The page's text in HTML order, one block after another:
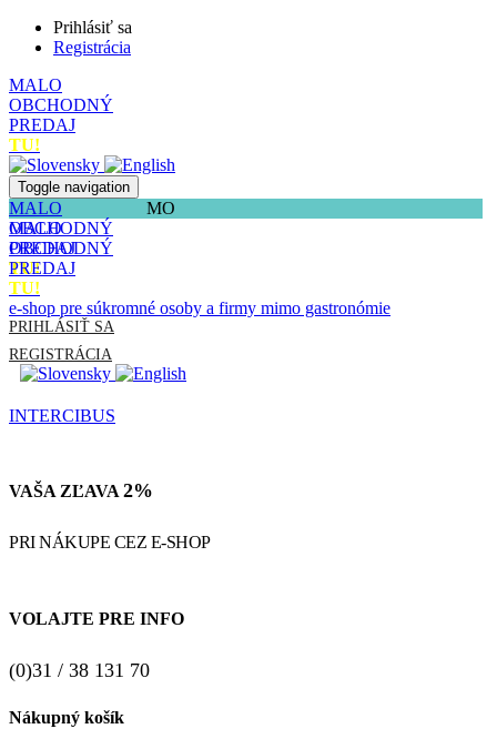
Prihlásiť sa
Registrácia
MALO
OBCHODNÝ
PREDAJ
TU!
Toggle navigation
MALO
OBCHODNÝ
PREDAJ
TU!
MO
MALO
OBCHODNÝ
PREDAJ
TU!
e-shop pre súkromné osoby a firmy mimo gastronómie
PRIHLÁSIŤ SA
REGISTRÁCIA
INTERCIBUS
VAŠA ZĽAVA 2%
PRI NÁKUPE CEZ E-SHOP
VOLAJTE PRE INFO
(0)31 / 38 131 70
Nákupný košík